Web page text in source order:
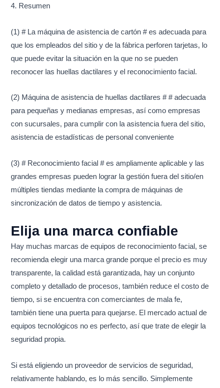
4. Resumen
(1) # La máquina de asistencia de cartón # es adecuada para
que los empleados del sitio y de la fábrica perforen tarjetas, lo
que puede evitar la situación en la que no se pueden
reconocer las huellas dactilares y el reconocimiento facial.
(2) Máquina de asistencia de huellas dactilares # # adecuada
para pequeñas y medianas empresas, así como empresas
con sucursales, para cumplir con la asistencia fuera del sitio,
asistencia de estadísticas de personal conveniente
(3) # Reconocimiento facial # es ampliamente aplicable y las
grandes empresas pueden lograr la gestión fuera del sitio/en
múltiples tiendas mediante la compra de máquinas de
sincronización de datos de tiempo y asistencia.
Elija una marca confiable
Hay muchas marcas de equipos de reconocimiento facial, se
recomienda elegir una marca grande porque el precio es muy
transparente, la calidad está garantizada, hay un conjunto
completo y detallado de procesos, también reduce el costo de
tiempo, si se encuentra con comerciantes de mala fe,
también tiene una puerta para quejarse. El mercado actual de
equipos tecnológicos no es perfecto, así que trate de elegir la
seguridad propia.
Si está eligiendo un proveedor de servicios de seguridad,
relativamente hablando, es lo más sencillo. Simplemente